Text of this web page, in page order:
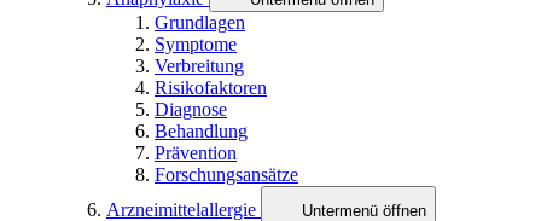
Grundlagen
Symptome
Verbreitung
Risikofaktoren
Diagnose
Behandlung
Prävention
Forschungsansätze
Arzneimittelallergie
Untermenü öffnen